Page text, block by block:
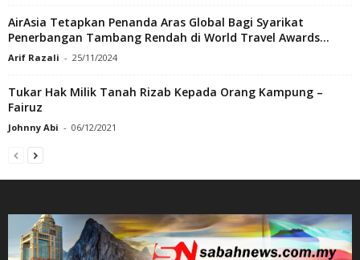
AirAsia Tetapkan Penanda Aras Global Bagi Syarikat
Penerbangan Tambang Rendah di World Travel Awards...
Arif Razali - 25/11/2024
Tukar Hak Milik Tanah Rizab Kepada Orang Kampung –
Fairuz
Johnny Abi - 06/12/2021